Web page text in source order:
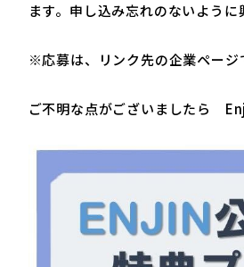
ます。申し込み忘れのないよう
※応募は、リンク先の企業ページ
ご不明な点がございましたら